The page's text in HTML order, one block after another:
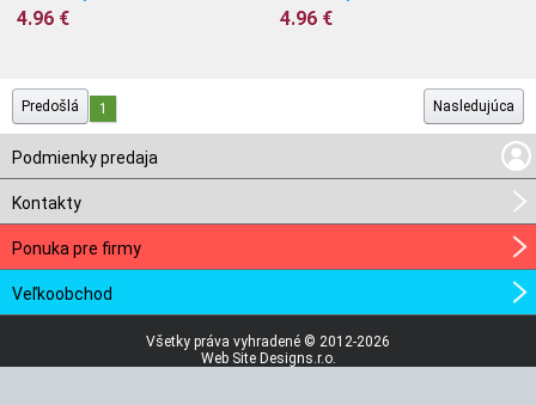
4.96 € 4.96 €
Predošlá 1 Nasledujúca
Podmienky predaja
Kontakty
Ponuka pre firmy
Veľkoobchod
Všetky práva vyhradené © 2012-2026
Web Site Designs.r.o.